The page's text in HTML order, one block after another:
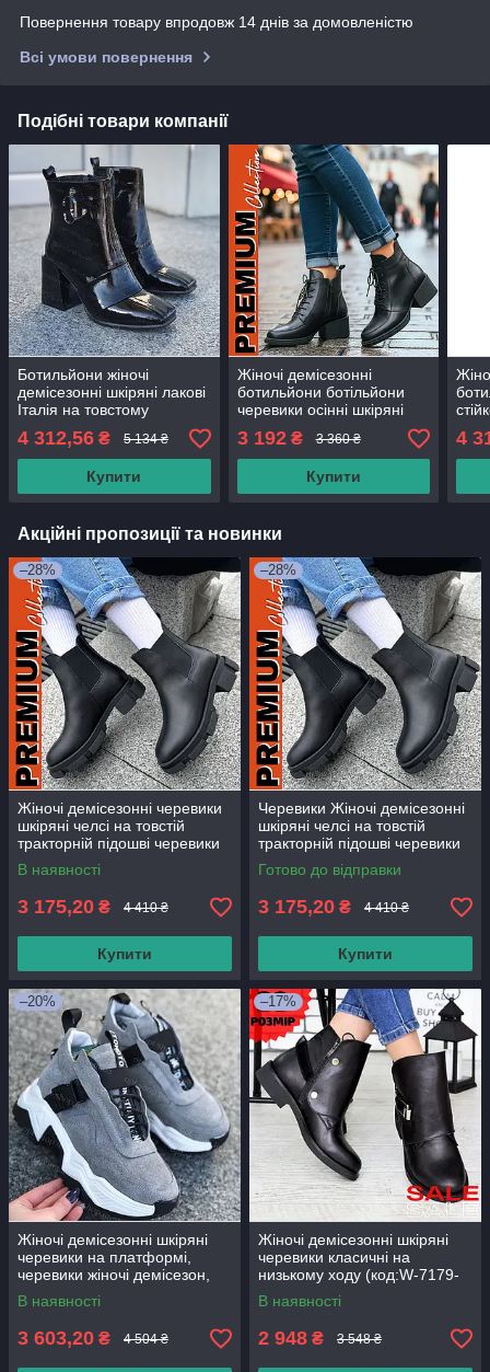
Повернення товару впродовж 14 днів за домовленістю
Всі умови повернення
Подібні товари компанії
Ботильйони жіночі
демісезонні шкіряні лакові
Італія на товстому
(код:СБ-484-чл)
4 312,56 ₴ 5 134 ₴
Купити
Жіночі демісезонні
ботильйони ботільйони
черевики осінні шкіряні
чорні бежеві на товстому
каблуці підборі від
виробника
3 192₴ 3 360 ₴
Купити
4
Акційні пропозиції та новинки
–28%
Жіночі демісезонні черевики
шкіряні челсі на товстій
тракторній підошві черевики
жіночі челсі 37 38 39 розмір
В наявності
3 175,20 ₴ 4 410 ₴
Купити
–28%
Черевики Жіночі демісезонні
шкіряні челсі на товстій
тракторній підошві черевики
жіночі челсі 37 38 39 розмір
Готово до відправки
3 175,20 ₴ 4 410 ₴
Купити
–20%
Жіночі демісезонні шкіряні
черевики на платформі,
черевики жіночі демісезон,
жіночі кросівки на платформі
В наявності
3 603,20 ₴ 4 504 ₴
–17%
Жіночі демісезонні шкіряні
черевики класичні на
низькому ходу (код:W-7179-
чк)
В наявності
2 948 ₴ 3 548 ₴